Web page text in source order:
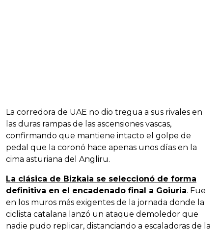
La corredora de UAE no dio tregua a sus rivales en
las duras rampas de las ascensiones vascas,
confirmando que mantiene intacto el golpe de
pedal que la coronó hace apenas unos días en la
cima asturiana del Angliru.
La clásica de Bizkaia se seleccionó de forma
definitiva en el encadenado final a Goiuria. Fue
en los muros más exigentes de la jornada donde la
ciclista catalana lanzó un ataque demoledor que
nadie pudo replicar, distanciando a escaladoras de la